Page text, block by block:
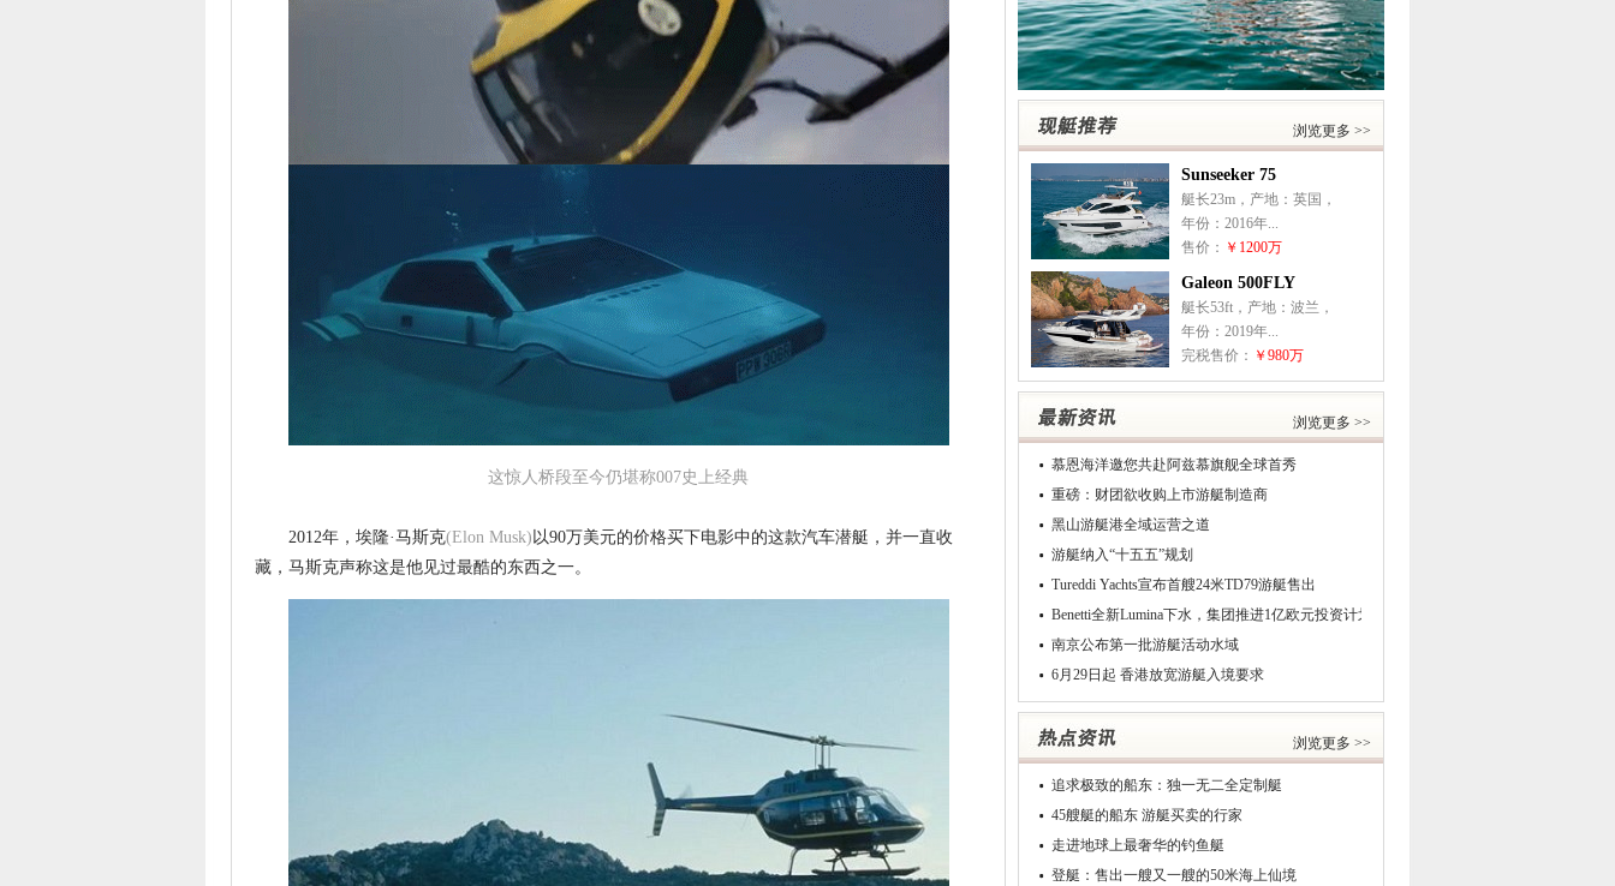
这惊人桥段至今仍堪称007史上经典
2012年，埃隆·马斯克(Elon Musk) 以90万美元的价格买下电影中的这款汽车潜艇，并一直收
藏，马斯克声称这是他见过最酷的东西之一。
浏览更多 >>
Sunseeker 75
艇长23m，产地：英国，
年份：2016年...
售价： ￥1200万
Galeon 500FLY
艇长53ft，产地：波兰，
年份：2019年...
完税售价： ￥980万
浏览更多 >>
慕恩海洋邀您共赴阿兹慕旗舰全球首秀
重磅：财团欲收购上市游艇制造商
黑山游艇港全域运营之道
游艇纳入“十五五”规划
Tureddi Yachts宣布首艘24米TD79游艇售出
Benetti全新Lumina下水，集团推进1亿欧元投资计划
南京公布第一批游艇活动水域
6月29日起 香港放宽游艇入境要求
浏览更多 >>
追求极致的船东：独一无二全定制艇
45艘艇的船东 游艇买卖的行家
走进地球上最奢华的钓鱼艇
登艇：售出一艘又一艘的50米海上仙境